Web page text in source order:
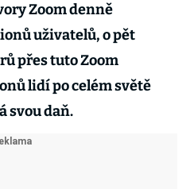
Zoom denně
uživatelů, o pět
přes tuto Zoom
lidí po celém světě
svou daň.